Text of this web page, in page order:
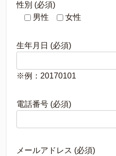
性別 (必須)
男性
女性
生年月日 (必須)
※例：20170101
電話番号 (必須)
メールアドレス (必須)